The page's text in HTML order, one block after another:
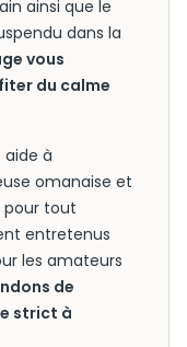
ainsi que le
dans la
vous
du calme
à
omanaise et
pour tout
entretenus
les amateurs
de
strict à